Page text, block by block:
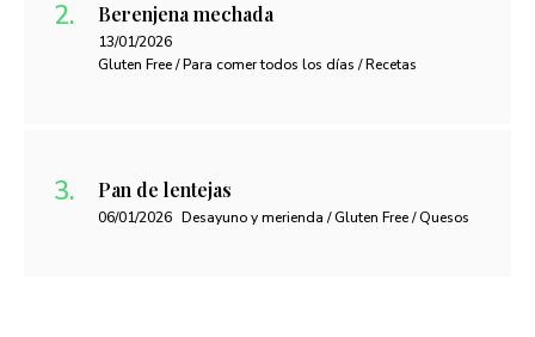
Berenjena mechada
13/01/2026
Gluten Free / Para comer todos los días / Recetas
Pan de lentejas
06/01/2026 Desayuno y merienda / Gluten Free / Quesos